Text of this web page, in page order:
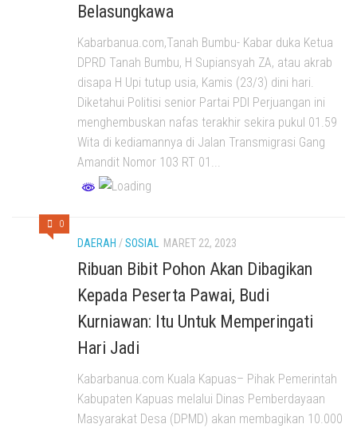
Belasungkawa
Kabarbanua.com,Tanah Bumbu- Kabar duka Ketua
DPRD Tanah Bumbu, H Supiansyah ZA, atau akrab
disapa H Upi tutup usia, Kamis (23/3) dini hari.
Diketahui Politisi senior Partai PDI Perjuangan ini
menghembuskan nafas terakhir sekira pukul 01.59
Wita di kediamannya di Jalan Transmigrasi Gang
Amandit Nomor 103 RT 01...
0
DAERAH /SOSIAL MARET 22, 2023
Ribuan Bibit Pohon Akan Dibagikan
Kepada Peserta Pawai, Budi
Kurniawan: Itu Untuk Memperingati
Hari Jadi
Kabarbanua.com Kuala Kapuas– Pihak Pemerintah
Kabupaten Kapuas melalui Dinas Pemberdayaan
Masyarakat Desa (DPMD) akan membagikan 10.000